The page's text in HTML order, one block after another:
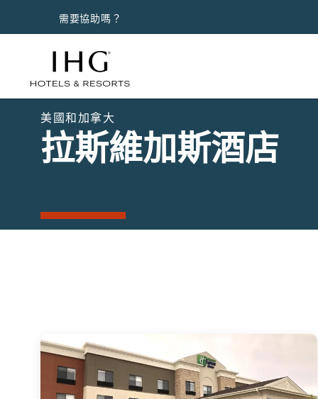
需要協助嗎？
美國和加拿大
拉斯維加斯酒店